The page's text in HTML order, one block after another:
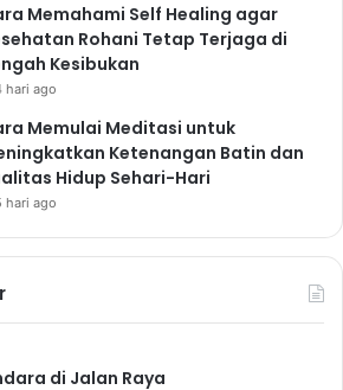
Memahami Self Healing agar
Rohani Tetap Terjaga di
Kesibukan
hari ago
Memulai Meditasi untuk
Ketenangan Batin dan
Hidup Sehari-Hari
hari ago
di Jalan Raya